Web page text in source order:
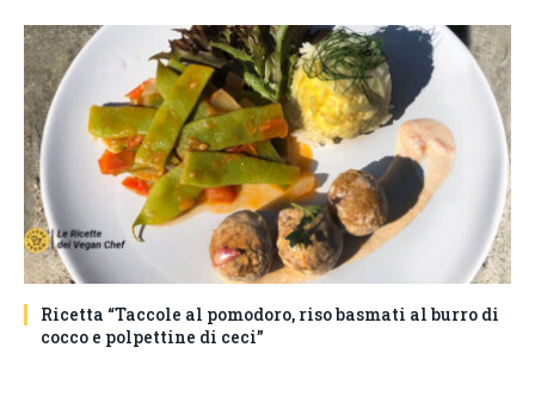
Ricetta “Taccole al pomodoro, riso basmati al burro di
cocco e polpettine di ceci”